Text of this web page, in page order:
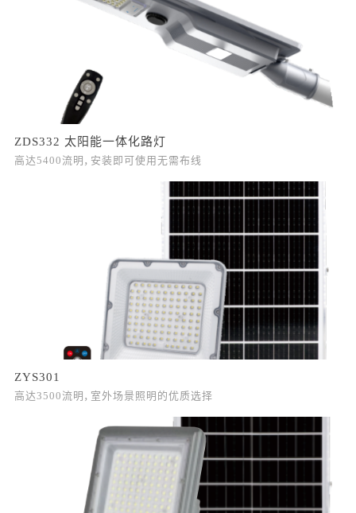
ZDS332 太阳能一体化路灯
高达5400流明，安装即可使用无需布线
ZYS301
高达3500流明，室外场景照明的优质选择